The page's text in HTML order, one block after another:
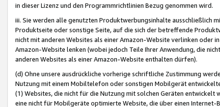
in dieser Lizenz und den Programmrichtlinien Bezug genommen wird.
iii. Sie werden alle genutzten Produktwerbungsinhalte ausschließlich
Produktseite oder sonstige Seite, auf die sich der betreffende
nicht mit anderen Websites als einer Amazon-Website verlinken oder
Amazon-Website lenken (wobei jedoch Teile Ihrer Anwendung, die
anderen Websites als einer Amazon-Website enthalten dürfen).
(d) Ohne unsere ausdrückliche vorherige schriftliche Zustimmung
Nutzung mit einem Mobiltelefon oder sonstigen Mobilgerät
(1) Websites, die nicht für die Nutzung mit solchen Geräten
eine nicht für Mobilgeräte optimierte Website, die über einen